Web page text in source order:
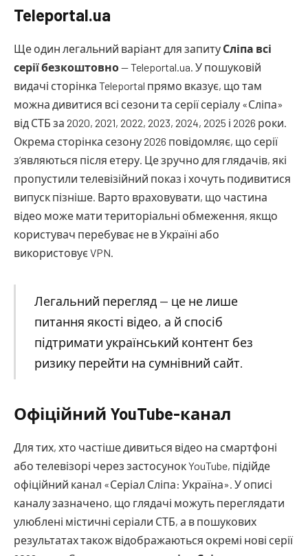
Teleportal.ua
Ще один легальний варіант для запиту Сліпа всі
серії безкоштовно— Teleportal.ua. У пошуковій
видачі сторінка Teleportal прямо вказує, що там
можна дивитися всі сезони та серії серіалу «Сліпа»
від СТБ за 2020, 2021, 2022, 2023, 2024, 2025 і 2026 роки.
Окрема сторінка сезону 2026 повідомляє, що серії
з’являються після етеру. Це зручно для глядачів, які
пропустили телевізійний показ і хочуть подивитися
випуск пізніше. Варто враховувати, що частина
відео може мати територіальні обмеження, якщо
користувач перебуває не в Україні або
використовує VPN.
Легальний перегляд — це не лише
питання якості відео, а й спосіб
підтримати український контент без
ризику перейти на сумнівний сайт.
Офіційний YouTube-канал
Для тих, хто частіше дивиться відео на смартфоні
або телевізорі через застосунок YouTube, підійде
офіційний канал «Серіал Сліпа: Україна». У описі
каналу зазначено, що глядачі можуть переглядати
улюблені містичні серіали СТБ, а в пошукових
результатах також відображаються окремі нові серії